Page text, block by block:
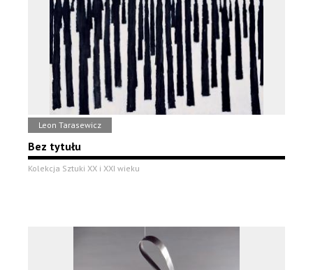
Leon Tarasewicz
Bez tytułu
Kolekcja Sztuki XX i XXI wieku